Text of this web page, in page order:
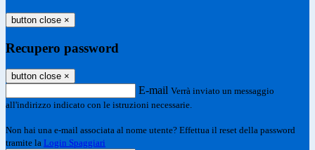
button close ×
Recupero password
button close ×
E-mail Verrà inviato un messaggio
all'indirizzo indicato con le istruzioni necessarie.
Non hai una e-mail associata al nome utente? Effettua il reset della password
tramite la Login Spaggiari